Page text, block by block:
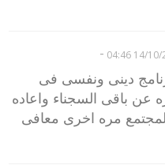
14/10/
-
دينى ونفسى فى
عن باقى السجناء واعاده
المجتمع مره اخرى معافى